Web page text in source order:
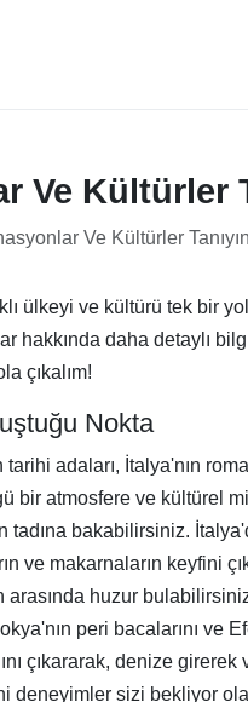
Ve Kültürler
Ve Kültürler Tanıyın
ülkeyi ve kültürü tek bir
daha detaylı bilgi
çıkalım!
Nokta
adaları, İtalya'nın
atmosfere ve kültürel
bakabilirsiniz.
ve makarnaların keyfini
huzur
peri bacalarını ve
çıkararak, denize
sizi bekliyor